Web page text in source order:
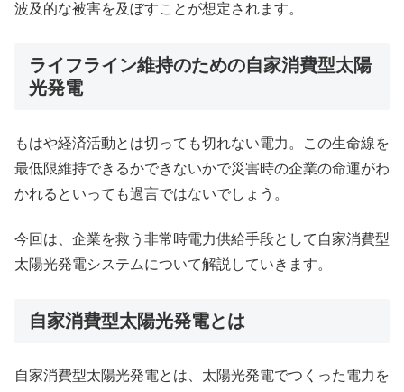
波及的な被害を及ぼすことが想定されます。
ライフライン維持のための自家消費型太陽
光発電
もはや経済活動とは切っても切れない電力。この生命線を
最低限維持できるかできないかで災害時の企業の命運がわ
かれるといっても過言ではないでしょう。
今回は、企業を救う非常時電力供給手段として自家消費型
太陽光発電システムについて解説していきます。
自家消費型太陽光発電とは
自家消費型太陽光発電とは、太陽光発電でつくった電力を